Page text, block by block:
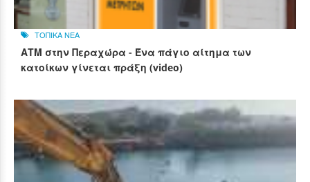
ΤΟΠΙΚΑ ΝΕΑ
ΑΤΜ στην Περαχώρα - Ένα πάγιο αίτημα των
κατοίκων γίνεται πράξη (video)